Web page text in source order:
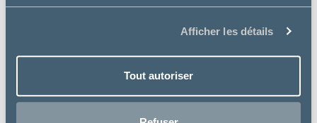
Afficher les détails
Tout autoriser